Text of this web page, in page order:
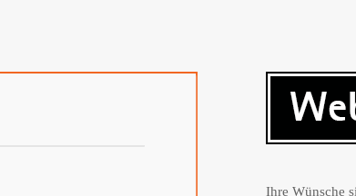
Ihre Wünsche